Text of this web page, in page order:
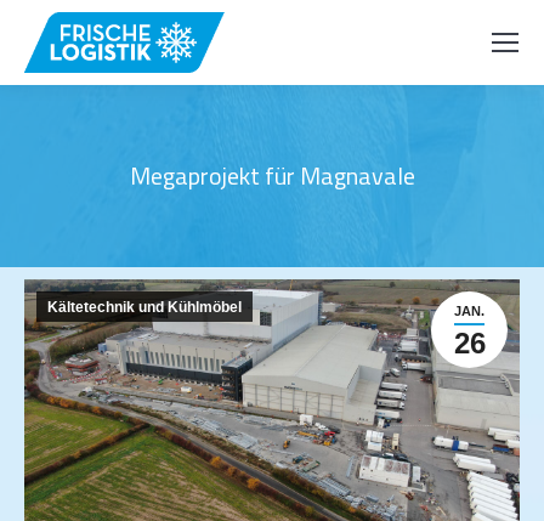
Megaprojekt für Magnavale
JAN.
26
Kältetechnik und Kühlmöbel